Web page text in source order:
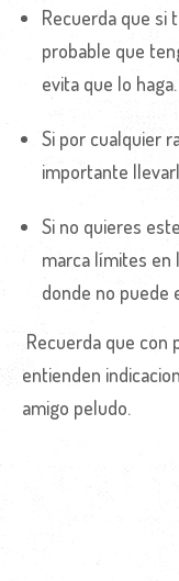
Recuerda que si
probable que
evita que lo haga.
Si por cualquier
importante
Si no quieres
marca límites en
donde no puede
Recuerda que con
entienden
amigo peludo.